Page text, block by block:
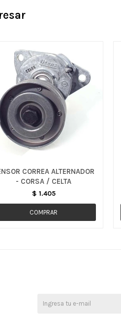
CORREA ALTERNADOR
- CORSA / CELTA
$ 1.405